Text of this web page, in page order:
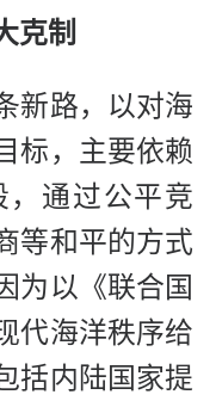
克制
新路，以对海
标，主要依赖
通过公平竞
等和平的方式
为以《联合国
代海洋秩序给
括内陆国家提